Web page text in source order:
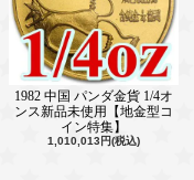
1982 中国 パンダ金貨 1/4オ
ンス新品未使用【地金型コ
イン特集】
1,010,013円(税込)